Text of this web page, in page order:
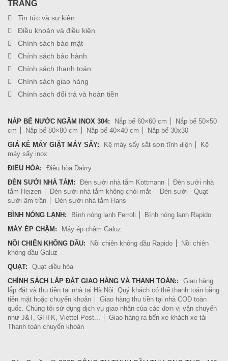
TRANG
Tin tức và sự kiện
Điều khoản và điều kiện
Chính sách bảo mật
Chính sách bảo hành
Chính sách thanh toán
Chính sách giao hàng
Chính sách đổi trả và hoàn tiền
NẮP BỂ NƯỚC NGẦM INOX 304: Nắp bể 60×60 cm
Nắp bể 50×50
cm
Nắp bể 80×80 cm Nắp bể 40×40 cm
Nắp bể 30x30
GIÁ KÊ MÁY GIẶT MÁY SẤY:
Kệ máy sấy sắt sơn tĩnh điện
Kệ
máy sấy inox
ĐIỀU HÒA:
Điều hòa Dairry
ĐÈN SƯỞI NHÀ TẮM:
Đèn sưởi nhà tắm Kottmann
Đèn sưởi nhà
tắm Heizen
Đèn sưởi nhà tắm không chói mắt
Đèn sưởi - Quạt
sưởi âm trần
Đèn sưởi nhà tắm Hans
BÌNH NÓNG LẠNH:
Bình nóng lạnh Ferroli
Bình nóng lạnh Rapido
MÁY ÉP CHẬM:
Máy ép chậm Galuz
NỒI CHIÊN KHÔNG DẦU:
Nồi chiên không dầu Rapido
Nồi chiên
không dầu Galuz
QUẠT:
Quạt điều hòa
CHÍNH SÁCH LẮP ĐẶT GIAO HÀNG VÀ THANH TOÁN::
Giao hàng
lắp đặt và thu tiền tại nhà tại Hà Nội. Quý khách có thể thanh toán bằng
tiền mặt hoặc chuyển khoản
Giao hàng thu tiền tại nhà COD toàn
quốc. Chúng tôi sử dụng dịch vụ giao nhận của các đơn vị vận chuyển
như J&T, GHTK, Viettel Post...
Giao hàng ra bến xe khách xe tải -
Thanh toán chuyển khoản